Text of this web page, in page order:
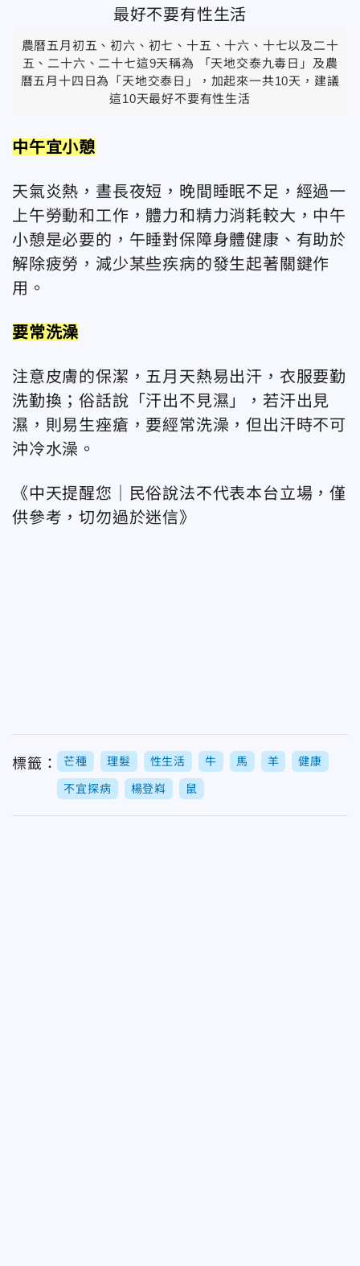
農曆五月初五、初六、初七、十五、十六、十七以及二十
五、二十六、二十七這9天稱為 「天地交泰九毒日」及農
曆五月十四日為「天地交泰日」，加起來一共10天，建議
這10天最好不要有性生活
中午宜小憩
天氣炎熱，晝長夜短，晚間睡眠不足，經過一
上午勞動和工作，體力和精力消耗較大，中午
小憩是必要的，午睡對保障身體健康、有助於
解除疲勞，減少某些疾病的發生起著關鍵作
用。
要常洗澡
注意皮膚的保潔，五月天熱易出汗，衣服要勤
洗勤換；俗話說「汗出不見濕」，若汗出見
濕，則易生痤瘡，要經常洗澡，但出汗時不可
沖冷水澡。
《中天提醒您｜民俗說法不代表本台立場，僅
供參考，切勿過於迷信》
標籤： 芒種 理髮 性生活 牛 馬 羊 健康
不宜探病 楊登嵙 鼠